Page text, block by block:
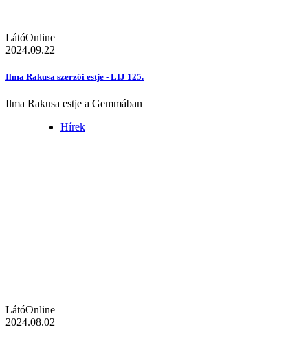
LátóOnline
2024.09.22
Ilma Rakusa szerzői estje - LIJ 125.
Ilma Rakusa estje a Gemmában
Hírek
LátóOnline
2024.08.02